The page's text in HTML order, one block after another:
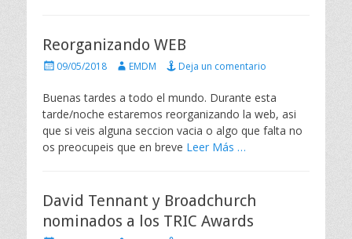
Reorganizando WEB
P
b
l
i
c
a
e
l
09/05/2018
A
t
o
r
EMDM Deja un comentario
Buenas tardes a todo el mundo. Durante esta
tarde/noche estaremos reorganizando la web, asi
que si veis alguna seccion vacia o algo que falta no
os preocupeis que en breve Leer Más …
David Tennant y Broadchurch
nominados a los TRIC Awards